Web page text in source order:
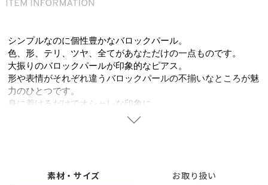
シンプルなのに個性豊かなバロックパール。
色、形、テリ、ツヤ、全てがあなただけの一点ものです。
大振りのバロックパールが印象的なピアス。
形や表情がそれぞれ違うバロックパールの不揃いなところが魅
力のひとつです。
身に着けるだけでオシャレな印象に。
します。二つとして同じものがない価値は、一つの魅力として
素材・サイズ お取り扱い